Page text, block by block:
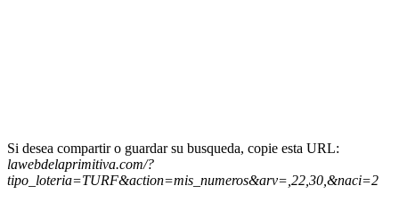
Si desea compartir o guardar su busqueda, copie esta URL:
lawebdelaprimitiva.com/?
tipo_loteria=TURF&action=mis_numeros&arv=,22,30,&naci=2